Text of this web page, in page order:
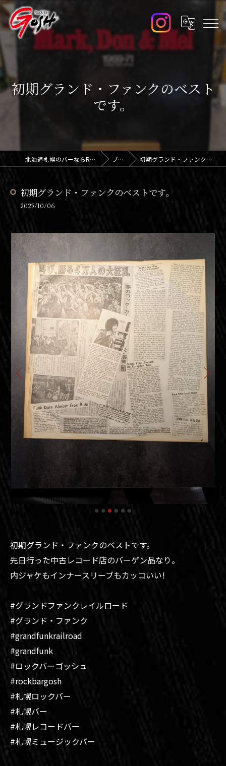
初期グランド・ファンクのベスト
です。
北海道札幌のバーならRock Bar GOSH ブログ 初期グランド・ファンクのベストです。
初期グランド・ファンクのベストです。
2025/10/06
初期グランド・ファンクのベストです。
先日行った中古レコード店のバーゲン品なり。
内ジャケもインナースリーブもカッコいい!
#グランドファンクレイルロード
#グランド・ファンク
#grandfunkrailroad
#grandfunk
#ロックバーゴッシュ
#rockbargosh
#札幌ロックバー
#札幌バー
#札幌レコードバー
#札幌ミュージックバー